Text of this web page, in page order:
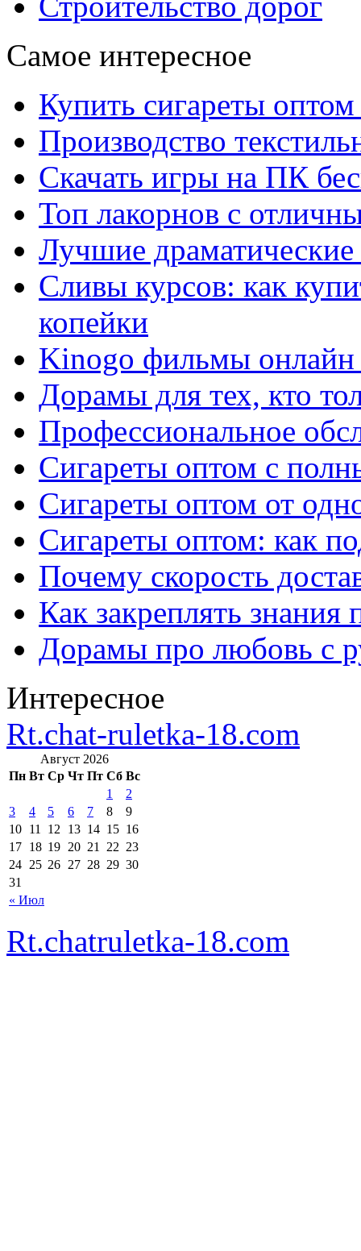
Самое интересное
Купить сигареты
Производство
Скачать игры на ПК
Топ лакорнов с
Лучшие
Сливы курсов: как
копейки
Kinogo фильмы онлайн
Дорамы для тех, кто
Профессиональное
Сигареты оптом с
Сигареты оптом от
Сигареты оптом: как
Почему скорость
Как закреплять знания
Дорамы про любовь с
Интересное
Rt.chat-ruletka-18.com
Август 2026
Пн Вт Ср Чт Пт Сб Вс
« Июл
1
2
3
4 5 6 7 8
9
10 11 12 13 14 15 16
17 18 19 20 21 22 23
24 25 26 27 28 29 30
31
Rt.chatruletka-18.com